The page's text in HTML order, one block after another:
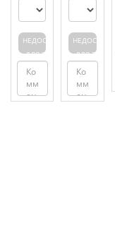
НЕДОСТУПЕН
ДЛЯ ЗАКАЗА
ДЛЯ ЗАКАЗА